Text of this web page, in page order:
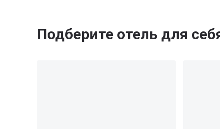
Подберите отель для